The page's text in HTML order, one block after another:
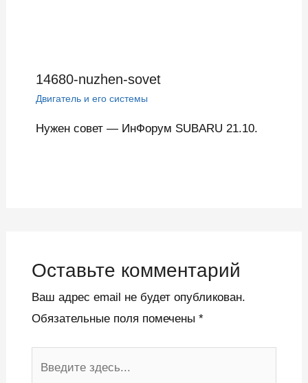
14680-nuzhen-sovet
Двигатель и его системы
Нужен совет — ИнФорум SUBARU 21.10.
Оставьте комментарий
Ваш адрес email не будет опубликован.
Обязательные поля помечены *